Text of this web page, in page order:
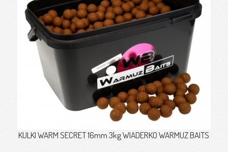
KULKI WARM SECRET 16mm 3kg WIADERKO WARMUZ BAITS